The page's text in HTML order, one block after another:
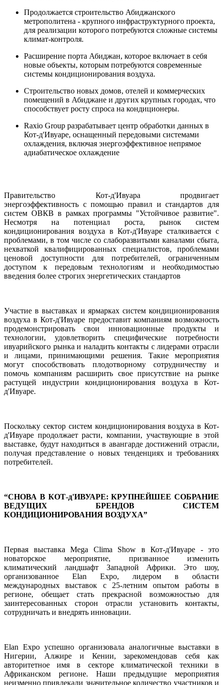
Продолжается строительство Абиджанского
метрополитена - крупного инфраструктурного проекта,
для реализации которого потребуются сложные системы
климат-контроля.
Расширение порта Абиджан, которое включает
новые объекты, которым потребуются современные
системы кондиционирования воздуха.
Строительство новых домов, отелей и коммерческих
помещений в Абиджане и других крупных городах,
способствует росту спроса на кондиционеры.
Raxio Group разрабатывает центр обработки данных в
Кот-д'Ивуаре, оснащенный передовыми
охлаждения, включая энергоэффективное непрямое
адиабатическое охлаждение
Правительство Кот-д'Ивуара
продвигает
энергоэффективность с помощью правил и стандартов
для
систем ОВКВ в рамках программы "Устойчивое развитие".
Несмотря
на потенциал роста, рынок
систем
кондиционирования воздуха в Кот-д'Ивуаре сталкивается
проблемами, в том числе со слаборазвитыми каналами сбыта,
нехваткой
квалифицированных специалистов,
проблемами
ценовой доступности для потребителей,
ограниченным
доступом
к передовым технологиям и
необходимостью
введения более строгих энергетических стандартов
Участие в выставках и ярмарках систем кондиционирования
воздуха в Кот-д'Ивуаре предоставит компаниям возможность
продемонстрировать
свои инновационные продукты
и
технологии, удовлетворить специфические
потребности
ивуарийского рынка и наладить контакты с лидерами отрасли
и лицами, принимающими решения. Такие
мероприятия
могут
способствовать плодотворному сотрудничеству
и
помочь компаниям расширить свое присутствие на рынке
растущей
индустрии кондиционирования воздуха в Кот-
д'Ивуаре.
Поскольку сектор систем кондиционирования воздуха в Кот-
д'Ивуаре продолжает расти, компании, участвующие в этой
выставке, будут находиться в авангарде достижений отрасли,
получая представление о новых тенденциях и требованиях
потребителей.
“СНОВА В КОТ-д'ИВУАРЕ: КРУПНЕЙШЕЕ СОБРАНИЕ
ВЕДУЩИХ
БРЕНДОВ
КОНДИЦИОНИРОВАНИЯ ВОЗДУХА”
Первая выставка Mega Clima Show в Кот-д'Ивуаре -
новаторское
мероприятие, призванное
изменить
климатический
ландшафт Западной Африки. Это шоу
организованное
Elan Expo, лидером в
международных
выставок с 25-летним опытом работы в
регионе, обещает стать прекрасной возможностью
для
заинтересованных сторон отрасли установить контакты,
сотрудничать и внедрять инновации.
Elan Expo успешно организовала аналогичные выставки в
Нигерии, Алжире и Кении, зарекомендовав себя
как
авторитетное
имя в секторе климатической техники в
Африканском
регионе. Наши предыдущие
мероприятия
неизменно привлекали значительное количество участников и